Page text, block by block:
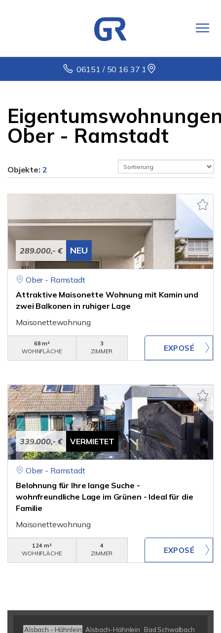
06151 / 50 16 37 1
Ober - Ramstadt
Objekte: 2
289.000,- € NEU
Ober - Ramstadt
Attraktive Maisonette Wohnung mit Kamin und
zwei Balkonen in ruhiger Lage
Maisonettewohnung
68 m²
WOHNFLÄCHE
3
ZIMMER
339.000,- € VERMIETET
Ober - Ramstadt
Belohnung für Ihre lange Suche -
wohnfreundliche Lage im Grünen - Ideal für die
Familie
Maisonettewohnung
124 m²
WOHNFLÄCHE
4
ZIMMER
Alsbach - Hähnlein Alsbach-Hähnlein
Bad Schwalbach